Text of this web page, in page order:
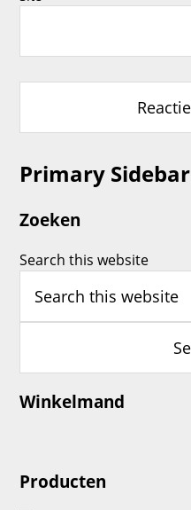
Primary Sidebar
Zoeken
Search this website
Winkelmand
Producten